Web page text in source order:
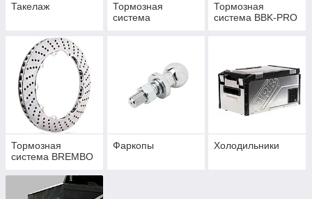
Такелаж
Тормозная
система
Тормозная
система BBK-PRO
Тормозная
система BREMBO
Фаркопы Холодильники